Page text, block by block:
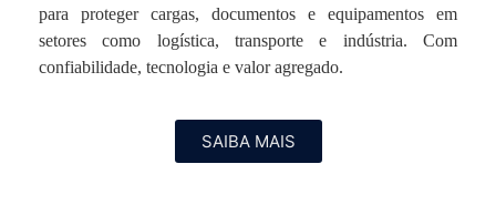
para proteger cargas, documentos e equipamentos em
setores como logística, transporte e indústria. Com
confiabilidade, tecnologia e valor agregado.
SAIBA MAIS